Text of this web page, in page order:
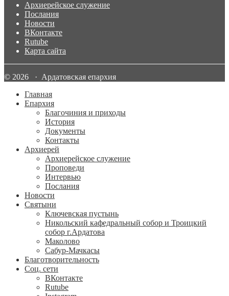
Архиерейское служение
Послания
Новости
ВКонтакте
Rutube
Карта сайта
© 2026 · Ардатовская епархия
Главная
Епархия
Благочиния и приходы
История
Документы
Контакты
Архиерей
Архиерейское служение
Проповеди
Интервью
Послания
Новости
Святыни
Ключевская пустынь
Никольский кафедральный собор и Троицкий
собор г.Ардатова
Маколово
Сабур-Мачкасы
Благотворительность
Соц. сети
ВКонтакте
Rutube